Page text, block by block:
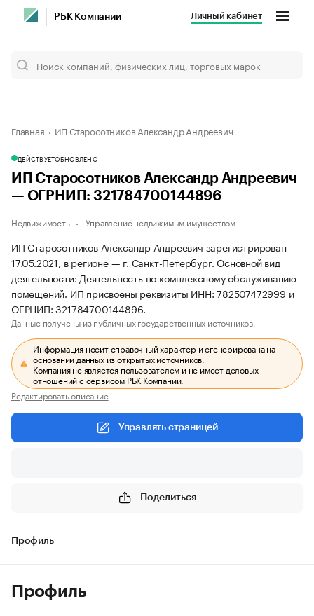
РБК Компании Личный кабинет
Главная ИП Старосотников Александр Андреевич
ДЕЙСТВУЕТОБНОВЛЕНО
ИП Старосотников Александр Андреевич
— ОГРНИП: 321784700144896
Недвижимость Управление недвижимым имуществом
ИП Старосотников Александр Андреевич зарегистрирован
17.05.2021, в регионе — г. Санкт-Петербург. Основной вид
деятельности: Деятельность по комплексному обслуживанию
помещений. ИП присвоены реквизиты ИНН: 782507472999 и
ОГРНИП: 321784700144896.
Данные получены из публичных государственных источников.
Информация носит справочный характер и сгенерирована на
основании данных из открытых источников.
Компания не является пользователем и не имеет деловых
отношений с сервисом РБК Компании.
Редактировать описание
Управлять страницей
Поделиться
Профиль
Профиль